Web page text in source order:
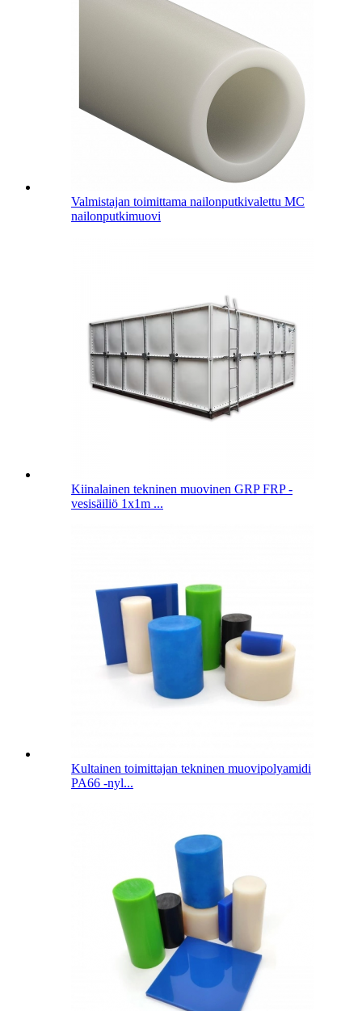
Valmistajan toimittama nailonputkivalettu MC
nailonputkimuovi
Kiinalainen tekninen muovinen GRP FRP -
vesisäiliö 1x1m ...
Kultainen toimittajan tekninen muovipolyamidi
PA66 -nyl...